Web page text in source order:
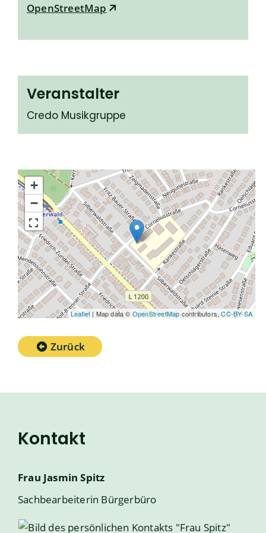
OpenStreetMap
Veranstalter
Credo Musikgruppe
+
−
Leaflet| Map data © OpenStreetMapcontributors,CC-BY-SA
Zurück
Kontakt
Frau Jasmin Spitz
Sachbearbeiterin Bürgerbüro